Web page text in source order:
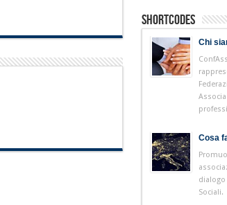
Shortcodes
Chi
Cosa
Sociali.